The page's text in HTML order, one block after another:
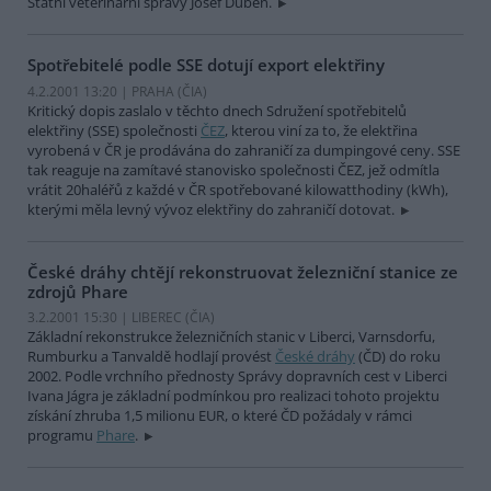
Spotřebitelé podle SSE dotují export elektřiny
4.2.2001 13:20 | PRAHA (ČIA)
Kritický dopis zaslalo v těchto dnech Sdružení spotřebitelů
elektřiny (SSE) společnosti ČEZ, kterou viní za to, že elektřina
vyrobená v ČR je prodávána do zahraničí za dumpingové ceny. SSE
tak reaguje na zamítavé stanovisko společnosti ČEZ, jež odmítla
vrátit 20haléřů z každé v ČR spotřebované kilowatthodiny (kWh),
kterými měla levný vývoz elektřiny do zahraničí dotovat.
České dráhy chtějí rekonstruovat železniční stanice ze
zdrojů Phare
3.2.2001 15:30 | LIBEREC (ČIA)
Základní rekonstrukce železničních stanic v Liberci, Varnsdorfu,
Rumburku a Tanvaldě hodlají provést České dráhy (ČD) do roku
2002. Podle vrchního přednosty Správy dopravních cest v Liberci
Ivana Jágra je základní podmínkou pro realizaci tohoto projektu
získání zhruba 1,5 milionu EUR, o které ČD požádaly v rámci
programu Phare.